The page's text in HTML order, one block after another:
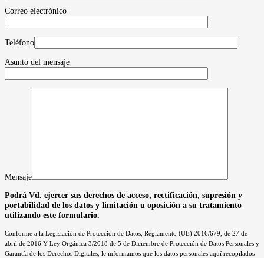
Correo electrónico
Teléfono
Asunto del mensaje
Mensaje
Podrá Vd. ejercer sus derechos de acceso, rectificación, supresión y
portabilidad de los datos y limitación u oposición a su tratamiento
utilizando este formulario.
Conforme a la Legislación de Protección de Datos, Reglamento (UE) 2016/679, de 27 de
abril de 2016 Y Ley Orgánica 3/2018 de 5 de Diciembre de Protección de Datos Personales y
Garantía de los Derechos Digitales, le informamos que los datos personales aquí recopilados